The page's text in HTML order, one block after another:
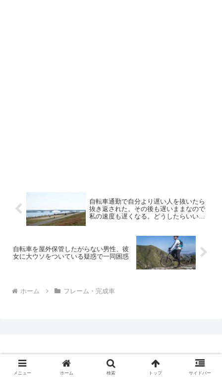
自転車通勤で自分より遅い人を抜いたら
抜き返された。その後も遅いままなので
私の速度も遅くなる。どうしたらいいで
自転車を屋外保管したがらない男性、彼
女に大ウソをついている疑惑で一同困惑
ホーム フレーム・完成車
Copyright © 2009-2026 CBN Blog All Rights Reserved.
メニュー ホーム 検索 トップ サイドバー